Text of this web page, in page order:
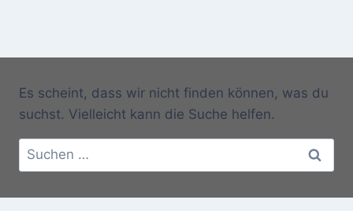
Es scheint, dass wir nicht finden können, was du
suchst. Vielleicht kann die Suche helfen.
Suchen
nach: